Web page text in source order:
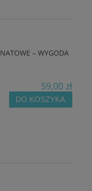
– WYGODA
59,00 zł
DO KOSZYKA